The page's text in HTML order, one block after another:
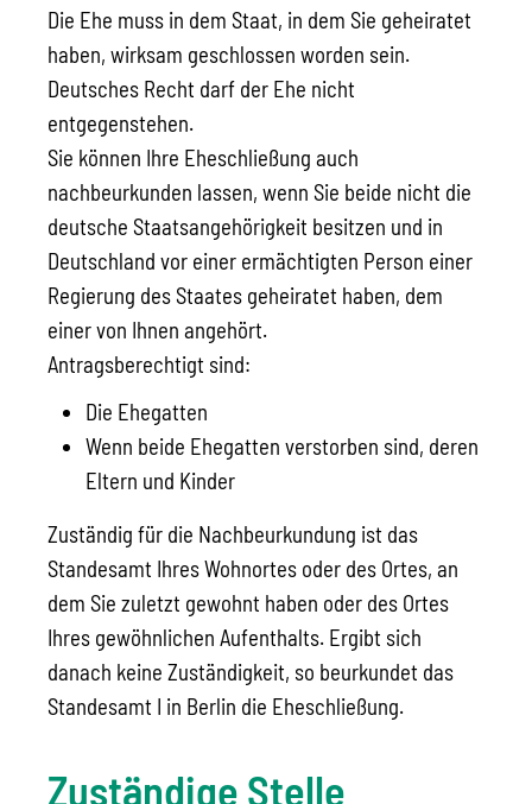
Die Ehe muss in dem Staat, in dem Sie geheiratet
haben, wirksam geschlossen worden sein.
Deutsches Recht darf der Ehe nicht
entgegenstehen.
Sie können Ihre Eheschließung auch
nachbeurkunden lassen, wenn Sie beide nicht die
deutsche Staatsangehörigkeit besitzen und in
Deutschland vor einer ermächtigten Person einer
Regierung des Staates geheiratet haben, dem
einer von Ihnen angehört.
Antragsberechtigt sind:
Die Ehegatten
Wenn beide Ehegatten verstorben sind, deren
Eltern und Kinder
Zuständig für die Nachbeurkundung ist das
Standesamt Ihres Wohnortes oder des Ortes, an
dem Sie zuletzt gewohnt haben oder des Ortes
Ihres gewöhnlichen Aufenthalts. Ergibt sich
danach keine Zuständigkeit, so beurkundet das
Standesamt I in Berlin die Eheschließung.
Zuständige Stelle